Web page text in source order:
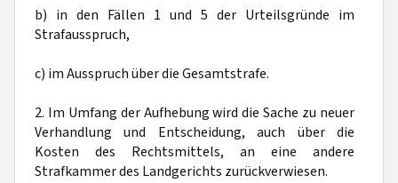
b) in den Fällen 1 und 5 der Urteilsgründe im
Strafausspruch,
c) im Ausspruch über die Gesamtstrafe.
2. Im Umfang der Aufhebung wird die Sache zu neuer
Verhandlung und Entscheidung, auch über die
Kosten des Rechtsmittels, an eine andere
Strafkammer des Landgerichts zurückverwiesen.